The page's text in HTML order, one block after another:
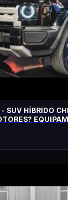
HÍBRIDO